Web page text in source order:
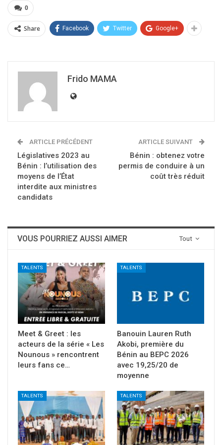
0
Share Facebook Twitter Google+
Frido MAMA
ARTICLE PRÉCÉDENT
Législatives 2023 au
Bénin : l’utilisation des
moyens de l’État
interdite aux ministres
candidats
ARTICLE SUIVANT
Bénin : obtenez votre
permis de conduire à un
coût très réduit
Tout
VOUS POURRIEZ AUSSI AIMER
TALENTS
Meet & Greet : les
acteurs de la série « Les
Nounous » rencontrent
leurs fans ce…
TALENTS
Banouin Lauren Ruth
Akobi, première du
Bénin au BEPC 2026
avec 19,25/20 de
moyenne
TALENTS TALENTS